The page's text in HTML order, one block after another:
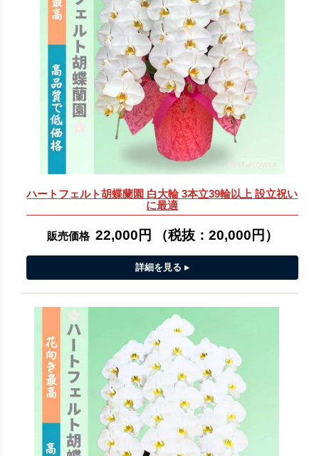
ハートフェルト胡蝶蘭園 白大輪 3本立39輪以上 設立祝い
に最適
販売価格 22,000円 （税抜： 20,000円 ）